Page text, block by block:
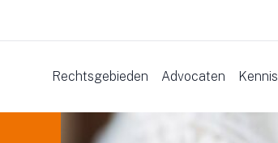
Rechtsgebieden Advocaten Kennis